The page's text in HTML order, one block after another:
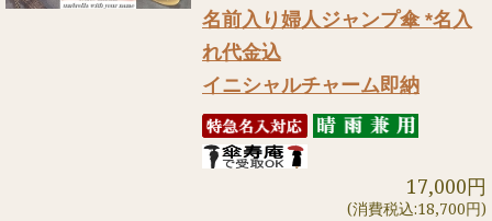
名前入り婦人ジャンプ傘 *名入
れ代金込
イニシャルチャーム即納
17,000円
(消費税込:18,700円)